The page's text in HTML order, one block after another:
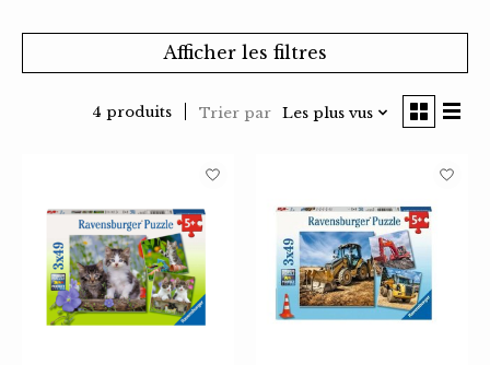
Afficher les filtres
4 produits Trier par Les plus vus